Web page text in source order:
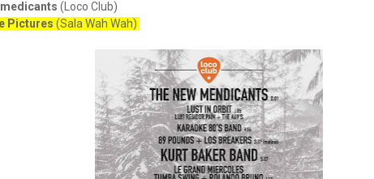
(Loco Club)
Pictures (Sala Wah Wah)